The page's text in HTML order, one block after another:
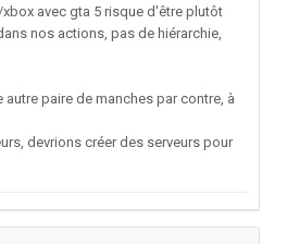
avec gta 5 risque d'être plutôt
nos actions, pas de hiérarchie,
autre paire de manches par contre, à
devrions créer des serveurs pour